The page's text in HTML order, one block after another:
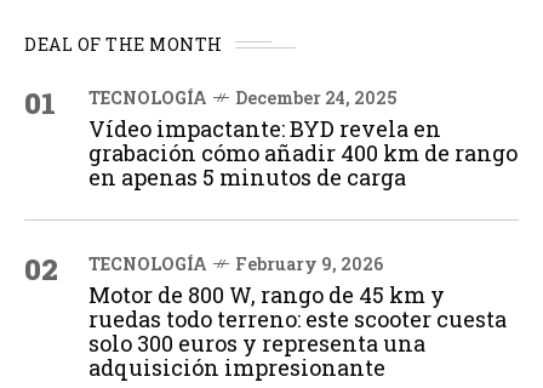
DEAL OF THE MONTH
01 TECNOLOGÍA December 24, 2025
Vídeo impactante: BYD revela en
grabación cómo añadir 400 km de rango
en apenas 5 minutos de carga
02 TECNOLOGÍA February 9, 2026
Motor de 800 W, rango de 45 km y
ruedas todo terreno: este scooter cuesta
solo 300 euros y representa una
adquisición impresionante